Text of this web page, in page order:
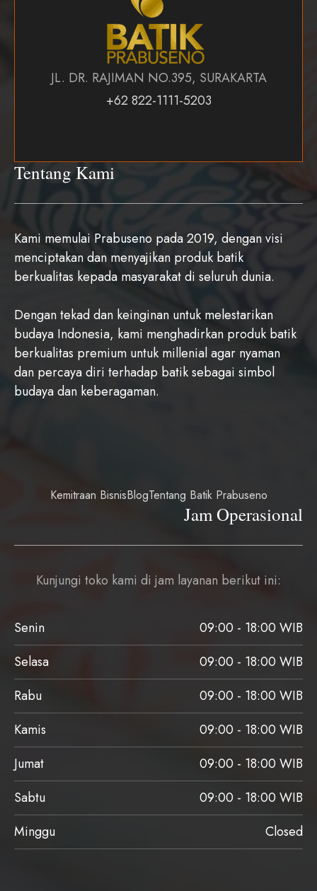
Tentang Kami
Kami memulai Prabuseno pada 2019, dengan visi
menciptakan dan menyajikan produk batik
berkualitas kepada masyarakat di seluruh dunia.
Dengan tekad dan keinginan untuk melestarikan
budaya Indonesia, kami menghadirkan produk batik
berkualitas premium untuk millenial agar nyaman
dan percaya diri terhadap batik sebagai simbol
budaya dan keberagaman.
Kemitraan BisnisBlogTentang Batik Prabuseno
JL. DR. RAJIMAN NO.395, SURAKARTA
+62 822-1111-5203
Jam Operasional
Kunjungi toko kami di jam layanan berikut ini:
Senin
09:00 - 18:00 WIB
Selasa
09:00 - 18:00 WIB
Rabu
09:00 - 18:00 WIB
Kamis
09:00 - 18:00 WIB
Jumat
09:00 - 18:00 WIB
Sabtu
09:00 - 18:00 WIB
Minggu
Closed